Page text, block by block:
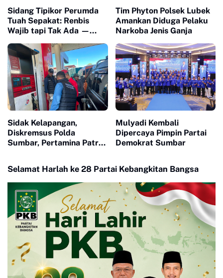
Sidang Tipikor Perumda
Tuah Sepakat: Renbis
Wajib tapi Tak Ada —
Dipertanyakan, Saksi
Mangkir karena 'Biaya
Transport'"
Tim Phyton Polsek Lubek
Amankan Diduga Pelaku
Narkoba Jenis Ganja
Sidak Kelapangan,
Diskremsus Polda
Sumbar, Pertamina Patra
Tepat Sasaran
Mulyadi Kembali
Dipercaya Pimpin Partai
Demokrat Sumbar
Selamat Harlah ke 28 Partai Kebangkitan Bangsa